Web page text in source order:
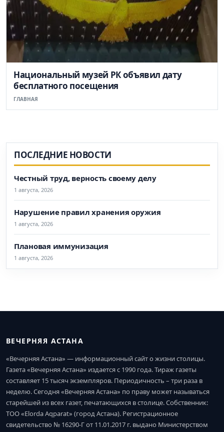
Национальный музей РК объявил дату
бесплатного посещения
ГЛАВНАЯ
ПОСЛЕДНИЕ НОВОСТИ
Честный труд, верность своему делу
1 августа, 2026
Нарушение правил хранения оружия
1 августа, 2026
Плановая иммунизация
1 августа, 2026
ВЕЧЕРНЯЯ АСТАНА
«Вечерняя Астана» — информационный сайт о жизни столицы.
Газета «Вечерняя Астана» издается с 1990 года. Тираж газеты
составляет 15 тысяч экземпляров. Периодичность – три раза в
неделю. Сегодня «Вечерняя Астана» по праву может называться
старейшей из всех газет, печатающихся в столице. Собственник:
ТОО «Elorda Aqparat» (город Астана). Регистрационное
свидетельство № 16290-Г от 11.01.2017 г. выдано Министерством